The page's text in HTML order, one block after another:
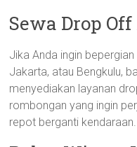
Sewa Drop
Jika Anda ingin
Jakarta, atau Bengkulu,
menyediakan layanan
rombongan yang ingin
repot berganti kendaraan.